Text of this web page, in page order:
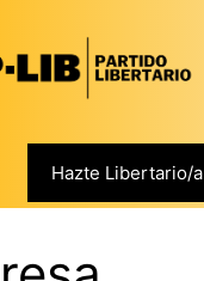
Hazte Libertario/a